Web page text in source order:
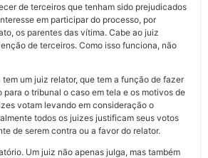
de terceiros que tenham sido prejudicados
em participar do processo, por
os parentes das vítima. Cabe ao juiz
de terceiros. Como isso funciona, não
um juiz relator, que tem a função de fazer
para o tribunal o caso em tela e os motivos de
votam levando em consideração o
todos os juizes justificam seus votos
de serem contra ou a favor do relator.
Um juiz não apenas julga, mas também